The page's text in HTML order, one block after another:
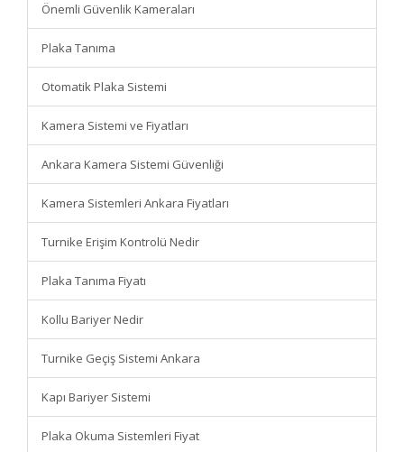
Önemli Güvenlik Kameraları
Plaka Tanıma
Otomatik Plaka Sistemi
Kamera Sistemi ve Fiyatları
Ankara Kamera Sistemi Güvenliği
Kamera Sistemleri Ankara Fiyatları
Turnike Erişim Kontrolü Nedir
Plaka Tanıma Fiyatı
Kollu Bariyer Nedir
Turnike Geçiş Sistemi Ankara
Kapı Bariyer Sistemi
Plaka Okuma Sistemleri Fiyat